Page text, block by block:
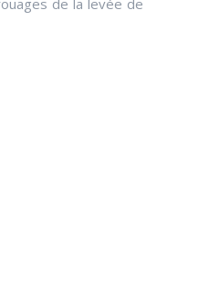
de la levée de